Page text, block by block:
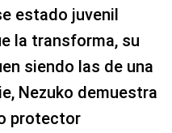
estado juvenil
la transforma, su
siendo las de una
Nezuko demuestra
protector